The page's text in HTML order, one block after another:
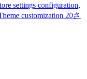
settings configuration,
customization 20さ